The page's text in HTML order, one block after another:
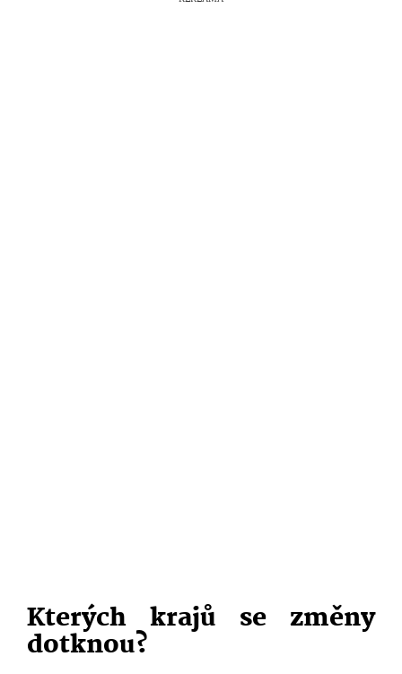
Kterých krajů se změny
dotknou?